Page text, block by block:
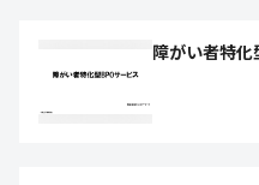
障がい者特